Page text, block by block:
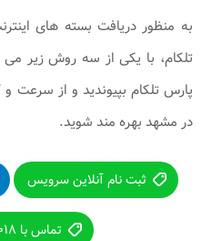
به منظور دریافت بسته های
تلکام، با یکی از سه روش زیر می
پارس تلکام بپیوندید و از سرعت و
در مشهد بهره مند شوید.
ثبت نام آنلاین سرویس
تماس با ۳۲۰۱۸-۰۵۱